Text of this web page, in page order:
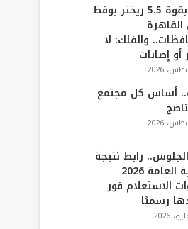
زلزال بقوة 5.5 ريختر يوقظ
والفلك: لا
أو إصابات
أساس كل مجتمع
رابط نتيجة
الثانوية العامة 2026
الاستعلام فور
رسميًا